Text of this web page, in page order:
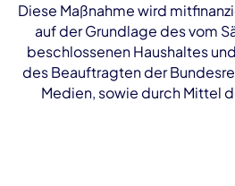
Diese Maßnahme wird
auf der Grundlage des vom
beschlossenen Haushaltes
des Beauftragten der
Medien, sowie durch Mittel